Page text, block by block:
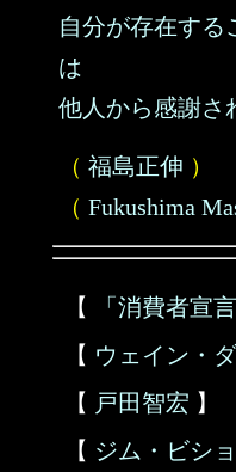
自分が存在する
は
他人から感謝さ
（ 福島正伸 ）
（ Fukushima
【 「消費者宣言
【 ウェイン・
【 戸田智宏 】
【 ジム・ビシ